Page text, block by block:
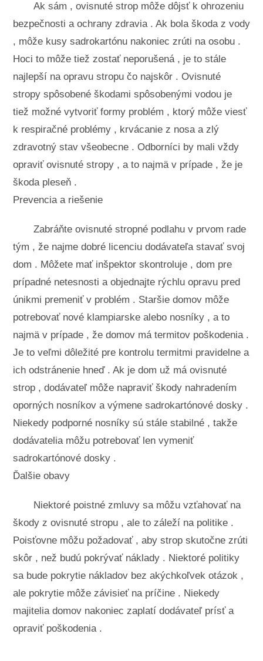
Ak sám , ovisnuté strop môže dôjsť k ohrozeniu
bezpečnosti a ochrany zdravia . Ak bola škoda z vody
, môže kusy sadrokartónu nakoniec zrúti na osobu .
Hoci to môže tiež zostať neporušená , je to stále
najlepší na opravu stropu čo najskôr . Ovisnuté
stropy spôsobené škodami spôsobenými vodou je
tiež možné vytvoriť formy problém , ktorý môže viesť
k respiračné problémy , krvácanie z nosa a zlý
zdravotný stav všeobecne . Odborníci by mali vždy
opraviť ovisnuté stropy , a to najmä v prípade , že je
škoda pleseň .
Prevencia a riešenie
Zabráňte ovisnuté stropné podlahu v prvom rade
tým , že najme dobré licenciu dodávateľa stavať svoj ​​
dom . Môžete mať inšpektor skontroluje , dom pre
prípadné netesnosti a objednajte rýchlu opravu pred
únikmi premeniť v problém . Staršie domov môže
potrebovať nové klampiarske alebo nosníky , a to
najmä v prípade , že domov má termitov poškodenia .
Je to veľmi dôležité pre kontrolu termitmi pravidelne a
ich odstránenie hneď . Ak je dom už má ovisnuté
strop , dodávateľ môže napraviť škody nahradením
oporných nosníkov a výmene sadrokartónové dosky .
Niekedy podporné nosníky sú stále stabilné , takže
dodávatelia môžu potrebovať len vymeniť
sadrokartónové dosky .
Ďalšie obavy
Niektoré poistné zmluvy sa môžu vzťahovať na
škody z ovisnuté stropu , ale to záleží na politike .
Poisťovne môžu požadovať , aby strop skutočne zrúti
skôr , než budú pokrývať náklady . Niektoré politiky
sa bude pokrytie nákladov bez akýchkoľvek otázok ,
ale pokrytie môže závisieť na príčine . Niekedy
majitelia domov nakoniec zaplatí dodávateľ prísť a
opraviť poškodenia .